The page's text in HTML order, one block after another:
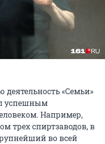
«Семьи»
успешным
Например,
трех спиртзаводов, в
во всей